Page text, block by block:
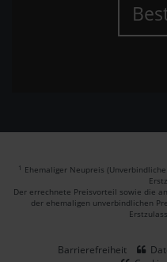
1 Ehemaliger Neupreis
Der errechnete Preisvorteil sowie die
der ehemaligen unverbindlichen
Barrierefreiheit